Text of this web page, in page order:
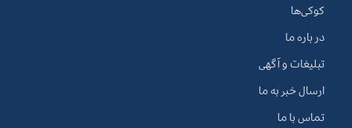
کوکی‌ها
در باره ما
تبلیغات و آگهی
ارسال خبر به ما
تماس با ما